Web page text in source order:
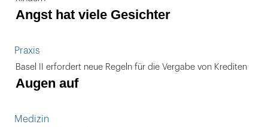
Angst hat viele Gesichter
Praxis
Basel II erfordert neue Regeln für die Vergabe von Krediten
Augen auf
Medizin